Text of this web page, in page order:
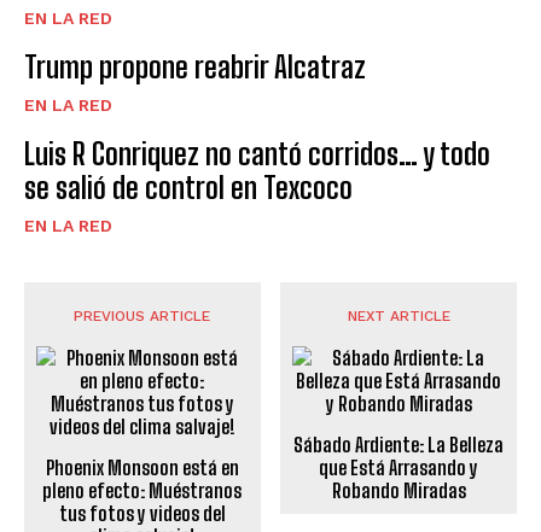
EN LA RED
Trump propone reabrir Alcatraz
EN LA RED
Luis R Conriquez no cantó corridos… y todo
se salió de control en Texcoco
EN LA RED
PREVIOUS ARTICLE
Phoenix Monsoon está en
pleno efecto: Muéstranos
tus fotos y videos del
NEXT ARTICLE
Sábado Ardiente: La Belleza
que Está Arrasando y
Robando Miradas